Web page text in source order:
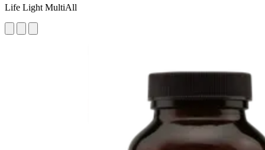
Life Light MultiAll